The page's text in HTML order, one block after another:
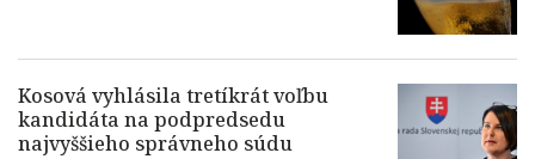
Kosová vyhlásila tretíkrát voľbu
kandidáta na podpredsedu
najvyššieho správneho súdu